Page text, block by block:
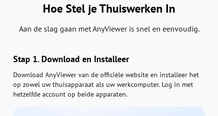
Hoe Stel je Thuiswerken In
Aan de slag gaan met AnyViewer is snel en eenvoudig.
Stap 1. Download en Installeer
Download AnyViewer van de officiële website en installeer het
op zowel uw thuisapparaat als uw werkcomputer. Log in met
hetzelfde account op beide apparaten.